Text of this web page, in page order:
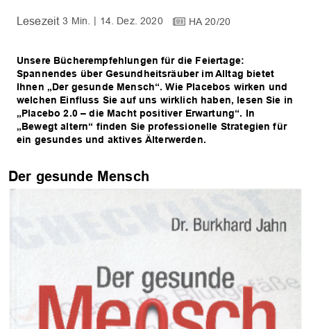
3 Min. 14. Dez. 2020 HA 20/20
Unsere Bücherempfehlungen für die Feiertage:
Spannendes über Gesundheitsräuber im Alltag bietet
Ihnen „Der gesunde Mensch“. Wie Placebos wirken und
welchen Einfluss Sie auf uns wirklich haben, lesen Sie in
„Placebo 2.0 – die Macht positiver Erwartung“. In
„Bewegt altern“ finden Sie professionelle Strategien für
ein gesundes und aktives Älterwerden.
Der gesunde Mensch